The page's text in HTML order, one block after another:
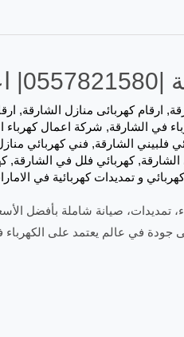
, ارقام كهربائى منازل الشارقة,
في الشارقة, شركة اعمال كهرباء
فلبيني الشارقة, فني كهربائي
الشارقة,كهربائي فلل في الشارقة,
كهربائي و تمديدات كهربائية في
تمديدات، صيانة شاملة بأفضل
جودة في عالم يعتمد على